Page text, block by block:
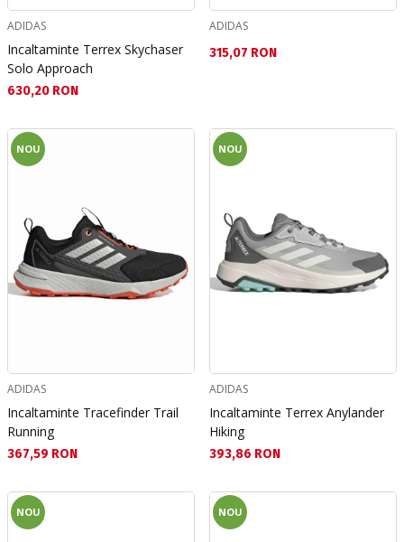
ADIDAS
Incaltaminte Terrex Skychaser
Solo Approach
Текуща цена:
630,20 RON
ADIDAS
Текуща цена:
315,07 RON
NOU
ADIDAS
Incaltaminte Tracefinder Trail
Running
Текуща цена:
367,59 RON
NOU
ADIDAS
Incaltaminte Terrex Anylander
Hiking
Текуща цена:
393,86 RON
NOU NOU